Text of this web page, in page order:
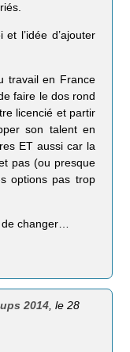
l’idée d’ajouter
travail en France
faire le dos rond
licencié et partir
son talent en
ET aussi car la
pas (ou presque
options pas trop
de changer…
2014 , le 28